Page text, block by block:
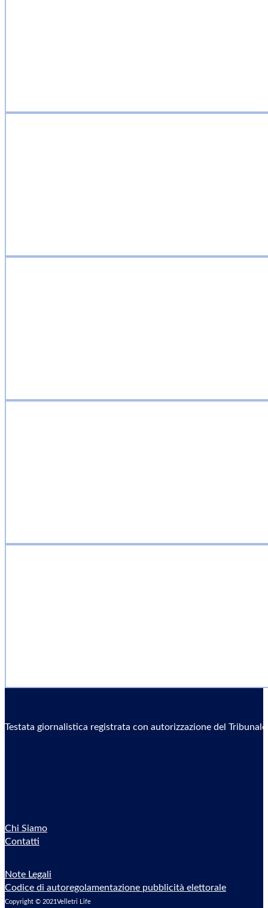
Testata giornalistica registrata con autorizzazione del
Chi Siamo
Contatti
Note Legali
Codice di autoregolamentazione pubblicità elettorale
Copyright © 2021Velletri Life